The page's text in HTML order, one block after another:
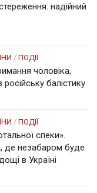
надійний
/ ПОДІЇ
чоловіка,
балістику
/ ПОДІЇ
спеки».
де незабаром буде
в Україні